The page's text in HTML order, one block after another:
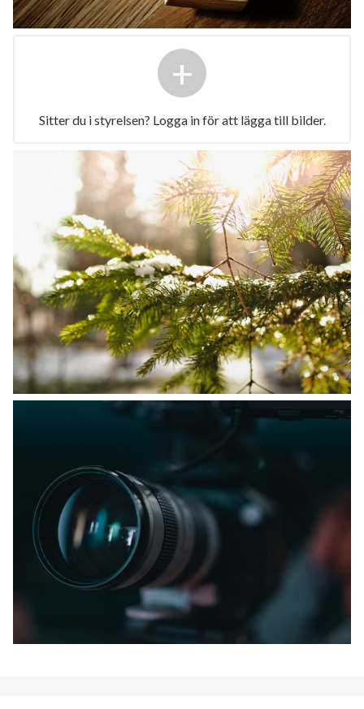
+
Sitter du i styrelsen? Logga in för att lägga till bilder.